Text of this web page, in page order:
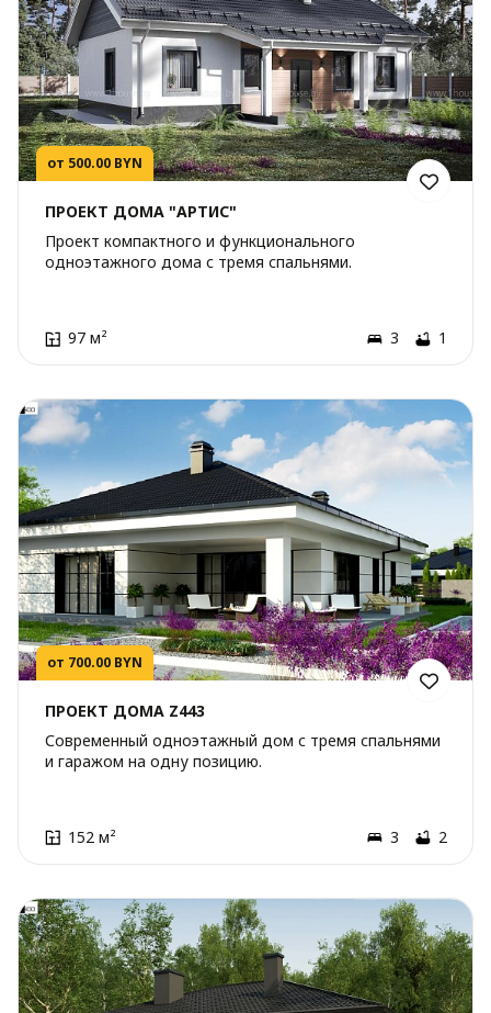
от 500.00 BYN
ПРОЕКТ ДОМА "АРТИС"
Проект компактного и функционального
одноэтажного дома с тремя спальнями.
97 м² 3 1
от 700.00 BYN
ПРОЕКТ ДОМА Z443
Современный одноэтажный дом с тремя спальнями
и гаражом на одну позицию.
152 м² 3 2